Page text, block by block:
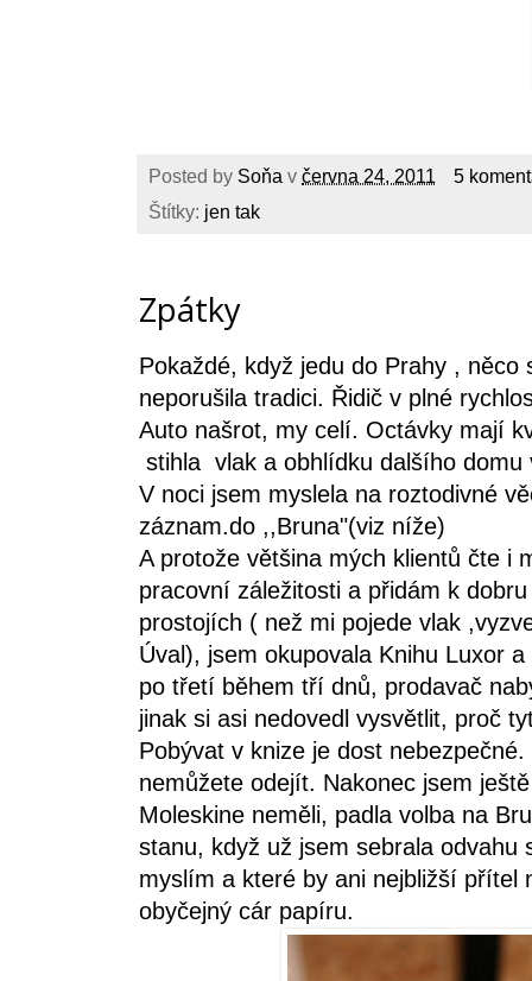
Posted by Soňa v června 24, 2011
5
Štítky: jen tak
Zpátky
Pokaždé, když jedu do Prahy ,
neporušila tradici. Řidič v plné
Auto našrot, my celí. Octávky mají
stihla vlak a obhlídku dalšího domu
V noci jsem myslela na roztodivné
záznam.do ,,Bruna"(viz níže)
A protože většina mých klientů čte i
pracovní záležitosti a přidám k
prostojích ( než mi pojede vlak
Úval), jsem okupovala Knihu Luxor
po třetí během tří dnů, prodavač
jinak si asi nedovedl vysvětlit, proč
Pobývat v knize je dost
nemůžete odejít. Nakonec jsem
Moleskine neměli, padla volba na
stanu, když už jsem sebrala odvahu
myslím a které by ani nejbližší přítel
obyčejný cár papíru.